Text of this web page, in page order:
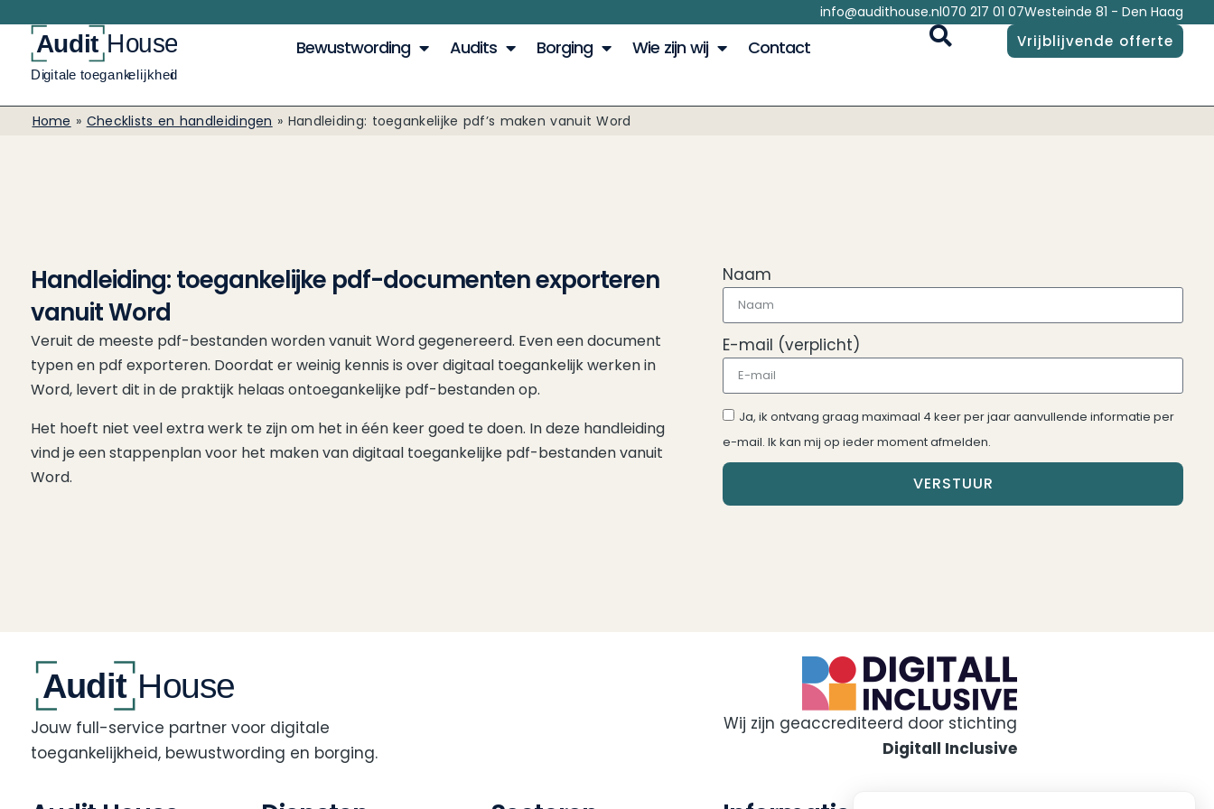
info@audithouse.nl070 217 01 07Westeinde 81 - Den Haag
Bewustwording Audits Borging Wie zijn wij Contact Vrijblijvende offerte
Home » Checklists en handleidingen » Handleiding: toegankelijke pdf’s maken vanuit Word
Handleiding: toegankelijke pdf-documenten exporteren
vanuit Word
Veruit de meeste pdf-bestanden worden vanuit Word gegenereerd. Even een document
typen en pdf exporteren. Doordat er weinig kennis is over digitaal toegankelijk werken in
Word, levert dit in de praktijk helaas ontoegankelijke pdf-bestanden op.
Het hoeft niet veel extra werk te zijn om het in één keer goed te doen. In deze handleiding
vind je een stappenplan voor het maken van digitaal toegankelijke pdf-bestanden vanuit
Word.
Naam
E-mail (verplicht)
Ja, ik ontvang graag maximaal 4 keer per jaar aanvullende informatie per
e-mail. Ik kan mij op ieder moment afmelden.
VERSTUUR
Jouw full-service partner voor digitale
toegankelijkheid, bewustwording en borging.
Wij zijn geaccrediteerd door stichting
Digitall Inclusive